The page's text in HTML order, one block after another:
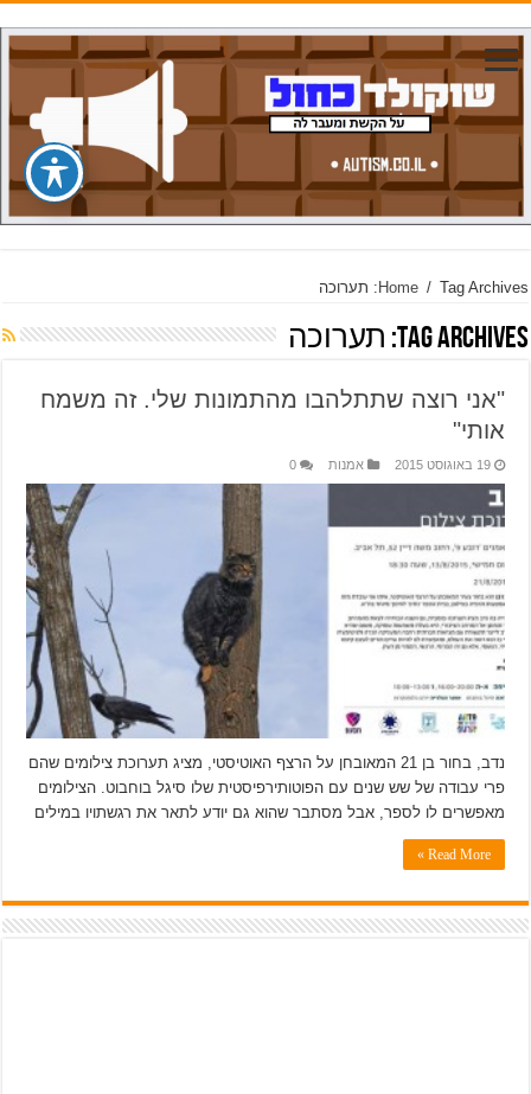
Home / Tag Archives: תערוכה
Tag Archives: תערוכה
"אני רוצה שתתלהבו מהתמונות שלי. זה משמח
אותי"
19 באוגוסט 2015 אמנות 0
נדב, בחור בן 21 המאובחן על הרצף האוטיסטי, מציג תערוכת צילומים שהם
פרי עבודה של שש שנים עם הפוטותירפיסטית שלו סיגל בוחבוט. הצילומים
מאפשרים לו לספר, אבל מסתבר שהוא גם יודע לתאר את רגשתויו במילים
Read More »